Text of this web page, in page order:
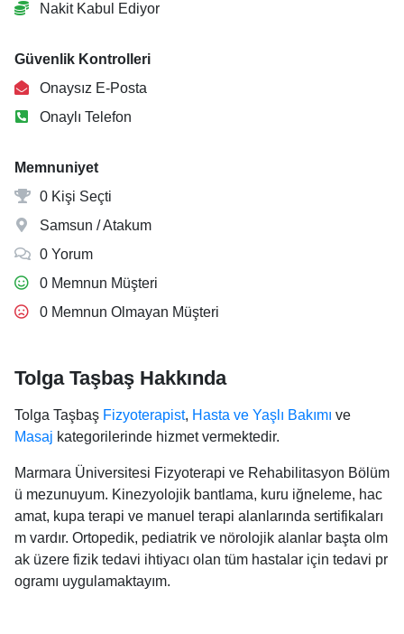
Nakit Kabul Ediyor
Güvenlik Kontrolleri
Onaysız E-Posta
Onaylı Telefon
Memnuniyet
0 Kişi Seçti
Samsun / Atakum
0 Yorum
0 Memnun Müşteri
0 Memnun Olmayan Müşteri
Tolga Taşbaş Hakkında
Tolga Taşbaş Fizyoterapist, Hasta ve Yaşlı Bakımı ve
Masaj kategorilerinde hizmet vermektedir.
Marmara Üniversitesi Fizyoterapi ve Rehabilitasyon Bölüm
ü mezunuyum. Kinezyolojik bantlama, kuru iğneleme, hac
amat, kupa terapi ve manuel terapi alanlarında sertifikaları
m vardır. Ortopedik, pediatrik ve nörolojik alanlar başta olm
ak üzere fizik tedavi ihtiyacı olan tüm hastalar için tedavi pr
ogramı uygulamaktayım.